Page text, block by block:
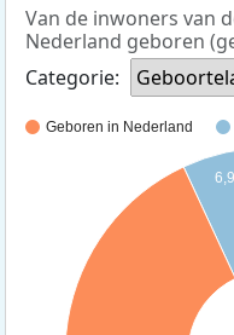
Van de inwoners van
Nederland geboren
Categorie:
Geboren in Nederland